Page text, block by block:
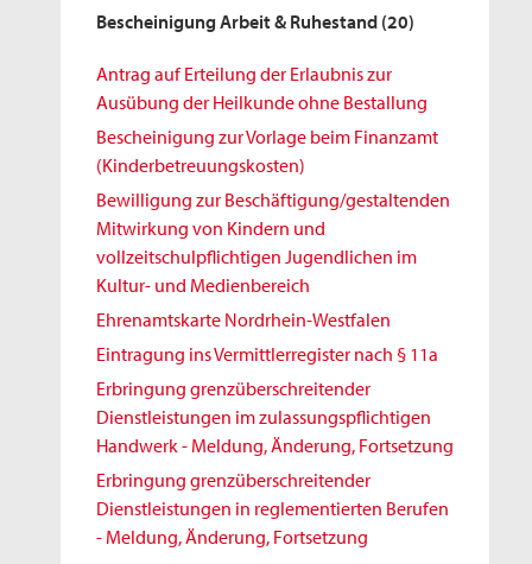
Bescheinigung Arbeit & Ruhestand (20)
Antrag auf Erteilung der Erlaubnis zur
Ausübung der Heilkunde ohne Bestallung
Bescheinigung zur Vorlage beim Finanzamt
(Kinderbetreuungskosten)
Bewilligung zur Beschäftigung/gestaltenden
Mitwirkung von Kindern und
vollzeitschulpflichtigen Jugendlichen im
Kultur- und Medienbereich
Ehrenamtskarte Nordrhein-Westfalen
Eintragung ins Vermittlerregister nach § 11a
Erbringung grenzüberschreitender
Dienstleistungen im zulassungspflichtigen
Handwerk - Meldung, Änderung, Fortsetzung
Erbringung grenzüberschreitender
Dienstleistungen in reglementierten Berufen
- Meldung, Änderung, Fortsetzung